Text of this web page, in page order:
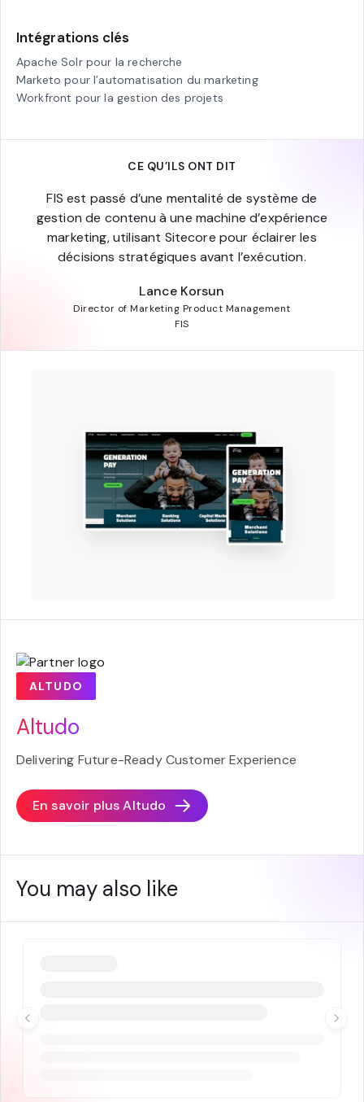
Intégrations clés
Apache Solr pour la recherche
Marketo pour l’automatisation du marketing
Workfront pour la gestion des projets
CE QU’ILS ONT DIT
FIS est passé d’une mentalité de système de
gestion de contenu à une machine d’expérience
marketing, utilisant Sitecore pour éclairer les
décisions stratégiques avant l’exécution.
Lance Korsun
Director of Marketing Product Management
FIS
ALTUDO
Altudo
Delivering Future-Ready Customer Experience
En savoir plus Altudo
You may also like